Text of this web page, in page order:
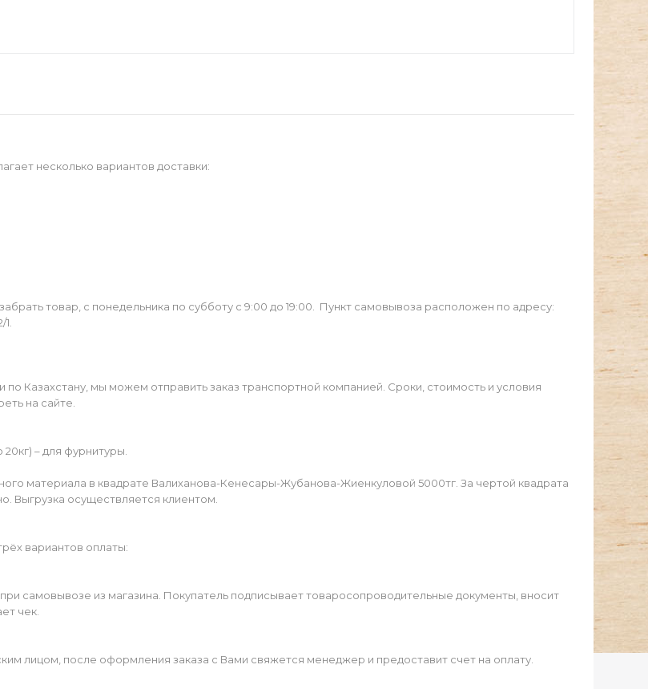
несколько вариантов доставки:
товар, с понедельника по субботу с 9:00 до 19:00. Пункт самовывоза расположен по адресу:
Казахстану, мы можем отправить заказ транспортной компанией. Сроки, стоимость и условия
на сайте.
– для фурнитуры.
материала в квадрате Валиханова-Кенесары-Жубанова-Жиенкуловой 5000тг. За чертой квадрата
Выгрузка осуществляется клиентом.
вариантов оплаты:
самовывозе из магазина. Покупатель подписывает товаросопроводительные документы, вносит
чек.
лицом, после оформления заказа с Вами свяжется менеджер и предоставит счет на оплату.